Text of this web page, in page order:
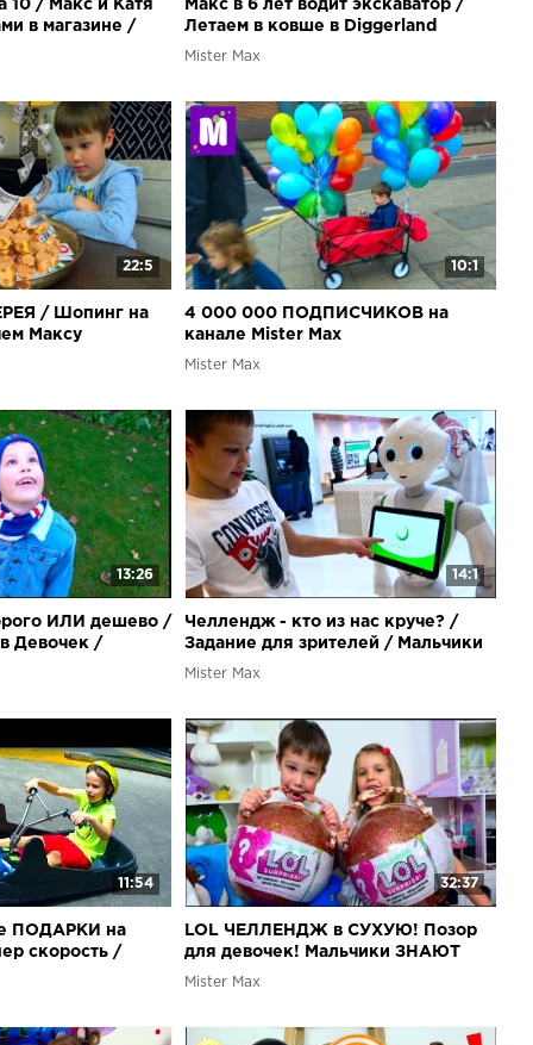
10 / Макс и Катя
в магазине /
Макс в 6 лет водит экскаватор /
Летаем в ковше в Diggerland
Англия
Mister Max
22:5
/ Шопинг на
Максу
10:1
4 000 000 ПОДПИСЧИКОВ на
канале Mister Max
Mister Max
13:26
ИЛИ дешево /
Девочек /
в гостях /
14:1
Челлендж - кто из нас круче? /
Задание для зрителей / Мальчики
против девочек
Mister Max
11:54
ПОДАРКИ на
скорость /
/
32:37
LOL ЧЕЛЛЕНДЖ в СУХУЮ! Позор
для девочек! Мальчики ЗНАЮТ
толк в куклах /Куклы ЛОЛ/ L.O.L
Mister Max